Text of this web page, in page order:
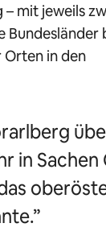
mit jeweils
Bundesländer
in den
in